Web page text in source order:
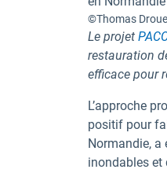
©Thomas
Le projet
restauration
efficace pour
L’approche
positif pour
Normandie, a
inondables et